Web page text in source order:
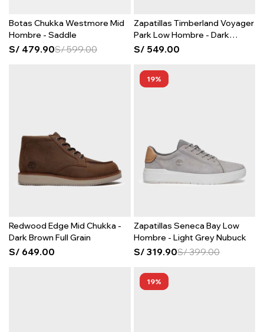
Botas Chukka Westmore Mid
Hombre - Saddle
S/ 479.90S/599.00
Zapatillas Timberland Voyager
Park Low Hombre - Dark
Green Mesh
S/ 549.00
Redwood Edge Mid Chukka -
Dark Brown Full Grain
S/ 649.00
19
Zapatillas Seneca Bay Low
Hombre - Light Grey Nubuck
S/ 319.90S/399.00
19